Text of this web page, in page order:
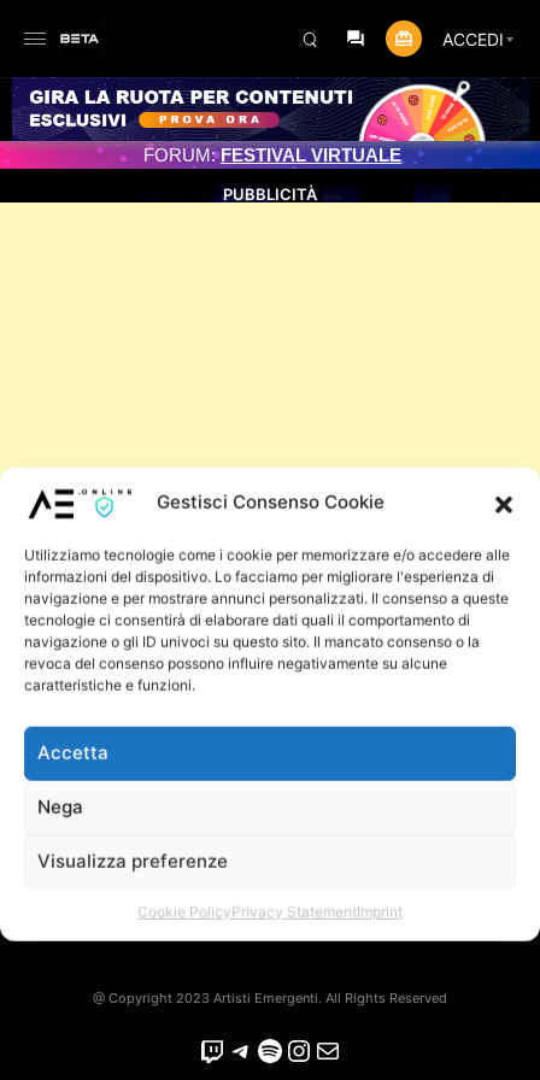
Gestisci Consenso Cookie
Utilizziamo tecnologie come i cookie per memorizzare e/o accedere alle
informazioni del dispositivo. Lo facciamo per migliorare l'esperienza di
navigazione e per mostrare annunci personalizzati. Il consenso a queste
tecnologie ci consentirà di elaborare dati quali il comportamento di
navigazione o gli ID univoci su questo sito. Il mancato consenso o la
revoca del consenso possono influire negativamente su alcune
caratteristiche e funzioni.
Accetta
Nega
Visualizza preferenze
Cookie PolicyPrivacy StatementImprint
ACCEDI
PROGRAMMATO 3/07/2025
FORUM:FESTIVAL VIRTUALE
PUBBLICITÀ
@ Copyright 2023 Artisti Emergenti. All Rights Reserved
Twitch Telegram Spotify Instagram Email